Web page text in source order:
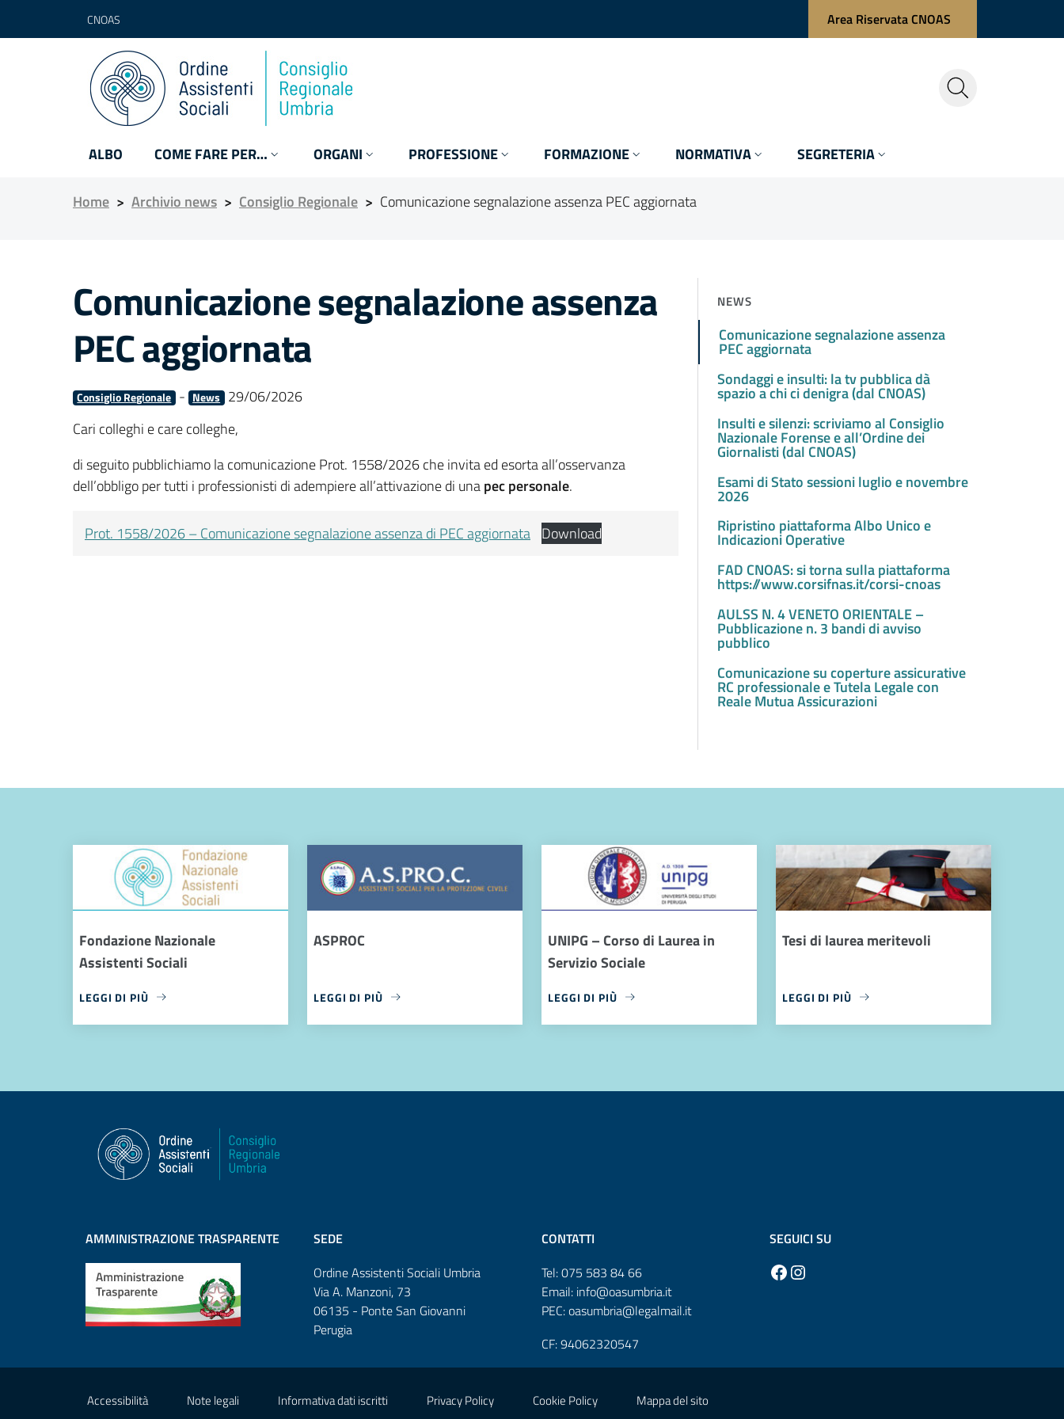
CNOAS Area Riservata CNOAS
ALBO COME FARE PER… ORGANI PROFESSIONE FORMAZIONE NORMATIVA SEGRETERIA
Home > Archivio news > Consiglio Regionale > Comunicazione segnalazione assenza PEC aggiornata
Comunicazione segnalazione assenza
PEC aggiornata
Consiglio Regionale - News 29/06/2026
Cari colleghi e care colleghe,
di seguito pubblichiamo la comunicazione Prot. 1558/2026 che invita ed esorta all’osservanza
dell’obbligo per tutti i professionisti di adempiere all’attivazione di unapec personale.
Prot. 1558/2026 – Comunicazione segnalazione assenza di PEC aggiornata Download
NEWS
Comunicazione segnalazione assenza
PEC aggiornata
Sondaggi e insulti: la tv pubblica dà
spazio a chi ci denigra (dal CNOAS)
Insulti e silenzi: scriviamo al Consiglio
Nazionale Forense e all’Ordine dei
Giornalisti (dal CNOAS)
Esami di Stato sessioni luglio e novembre
2026
Ripristino piattaforma Albo Unico e
Indicazioni Operative
FAD CNOAS: si torna sulla piattaforma
https://www.corsifnas.it/corsi-cnoas
AULSS N. 4 VENETO ORIENTALE –
Pubblicazione n. 3 bandi di avviso
pubblico
Comunicazione su coperture assicurative
RC professionale e Tutela Legale con
Reale Mutua Assicurazioni
Fondazione Nazionale
Assistenti Sociali
LEGGI DI PIÙ
ASPROC
LEGGI DI PIÙ
UNIPG – Corso di Laurea in
Servizio Sociale
LEGGI DI PIÙ
Tesi di laurea meritevoli
LEGGI DI PIÙ
AMMINISTRAZIONE TRASPARENTE
SEDE
Ordine Assistenti Sociali Umbria
Via A. Manzoni, 73
06135 - Ponte San Giovanni
Perugia
CONTATTI
Tel: 075 583 84 66
Email: info@oasumbria.it
PEC: oasumbria@legalmail.it
CF: 94062320547
SEGUICI SU
Facebook
Accessibilità Note legali Informativa dati iscritti Privacy Policy Cookie Policy Mappa del sito